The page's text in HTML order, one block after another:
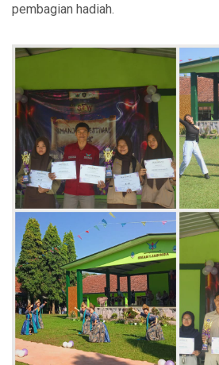
pembagian hadiah.